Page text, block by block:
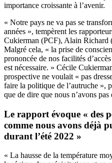
importance croissante à l’avenir.
« Notre pays ne va pas se
années », tempèrent les
Cukierman (PCF), Alain Richard
Malgré cela, « la prise de
prononcée de nos facilités
est nécessaire. » Cécile
prospective ne voulait « pas
faire la politique de l’autruche »,
que de dire que nous n’avons
Le rapport évoque « des
comme nous avons déjà
durant l’été 2022 »
« La hausse de la température